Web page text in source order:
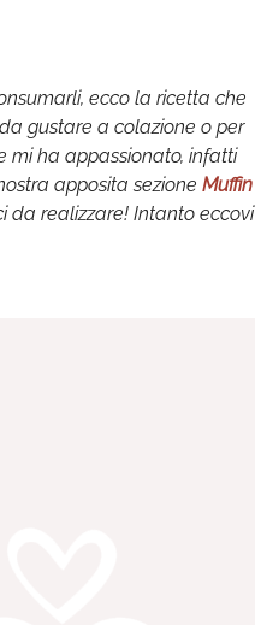
ecco la ricetta che
gustare a colazione o per
mi ha appassionato, infatti
apposita sezione Muffin
da realizzare! Intanto eccovi